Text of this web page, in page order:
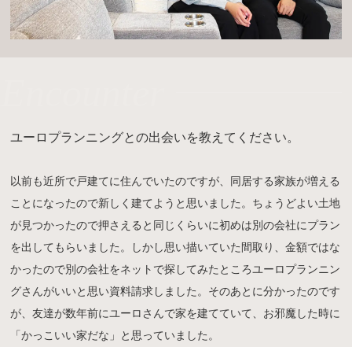
ユーロプランニングとの出会いを教えてください。
以前も近所で戸建てに住んでいたのですが、同居する家族が増える
ことになったので新しく建てようと思いました。ちょうどよい土地
が見つかったので押さえると同じくらいに初めは別の会社にプラン
を出してもらいました。しかし思い描いていた間取り、金額ではな
かったので別の会社をネットで探してみたところユーロプランニン
グさんがいいと思い資料請求しました。そのあとに分かったのです
が、友達が数年前にユーロさんで家を建てていて、お邪魔した時に
「かっこいい家だな」と思っていました。